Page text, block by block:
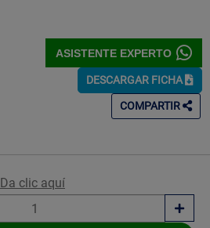
ASISTENTE EXPERTO
DESCARGAR FICHA
COMPARTIR
Da clic aquí